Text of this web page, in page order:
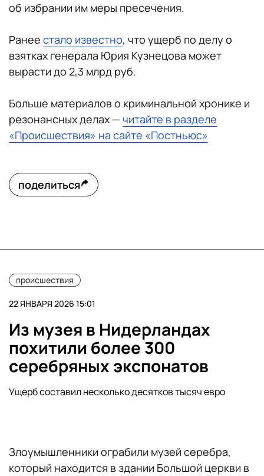
об избрании им меры пресечения.
Ранее стало известно, что ущерб по делу о
взятках генерала Юрия Кузнецова может
вырасти до 2,3 млрд руб.
Больше материалов о криминальной хронике и
резонансных делах — читайте в разделе
«Происшествия» на сайте «Постньюс»
поделиться
происшествия
22 ЯНВАРЯ 2026 15:01
Из музея в Нидерландах
похитили более 300
серебряных экспонатов
Ущерб составил несколько десятков тысяч евро
Злоумышленники ограбили музей серебра,
который находится в здании Большой церкви в